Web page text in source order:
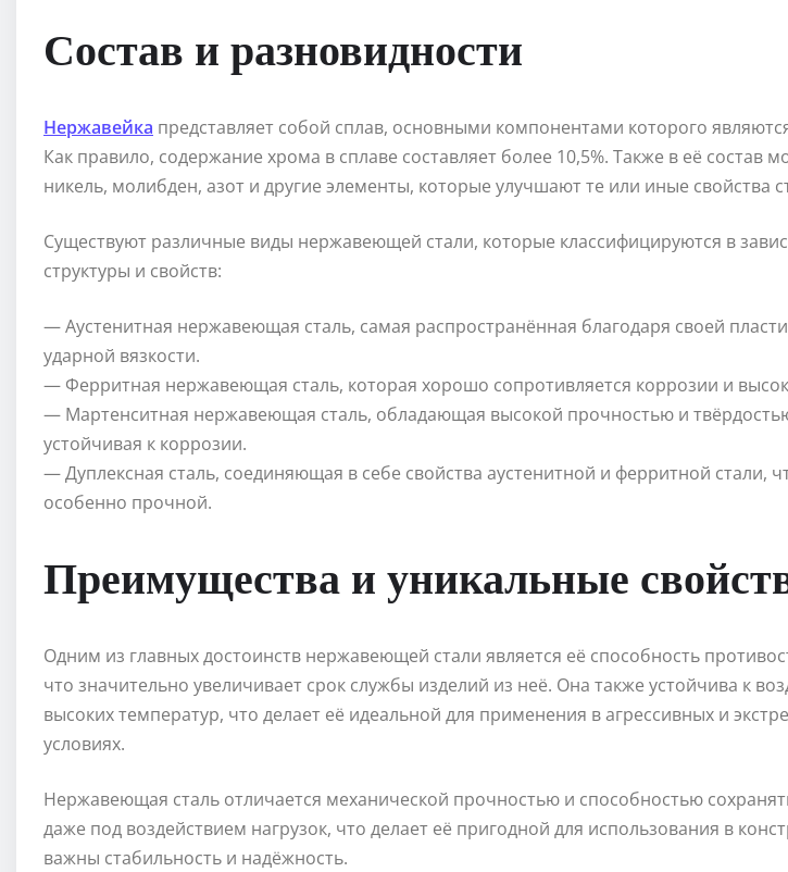
Состав и разновидности
Нержавейка представляет собой сплав, основными компонентами которого
Как правило, содержание хрома в сплаве составляет более 10,5%. Также в её состав
никель, молибден, азот и другие элементы, которые улучшают те или иные свойства
Существуют различные виды нержавеющей стали, которые классифицируются в
структуры и свойств:
— Аустенитная нержавеющая сталь, самая распространённая благодаря своей
ударной вязкости.
— Ферритная нержавеющая сталь, которая хорошо сопротивляется коррозии и
— Мартенситная нержавеющая сталь, обладающая высокой прочностью и
устойчивая к коррозии.
— Дуплексная сталь, соединяющая в себе свойства аустенитной и ферритной стали,
особенно прочной.
Преимущества и уникальные
Одним из главных достоинств нержавеющей стали является её способность
что значительно увеличивает срок службы изделий из неё. Она также устойчива к
высоких температур, что делает её идеальной для применения в агрессивных и
условиях.
Нержавеющая сталь отличается механической прочностью и способностью
даже под воздействием нагрузок, что делает её пригодной для использования в
важны стабильность и надёжность.